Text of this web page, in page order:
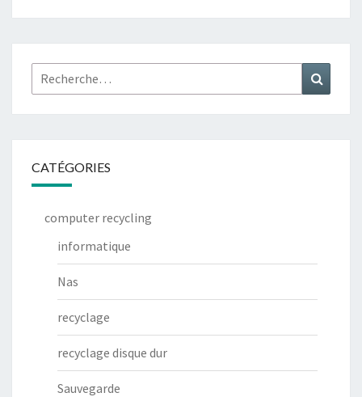
Rechercher :
CATÉGORIES
computer recycling
informatique
Nas
recyclage
recyclage disque dur
Sauvegarde